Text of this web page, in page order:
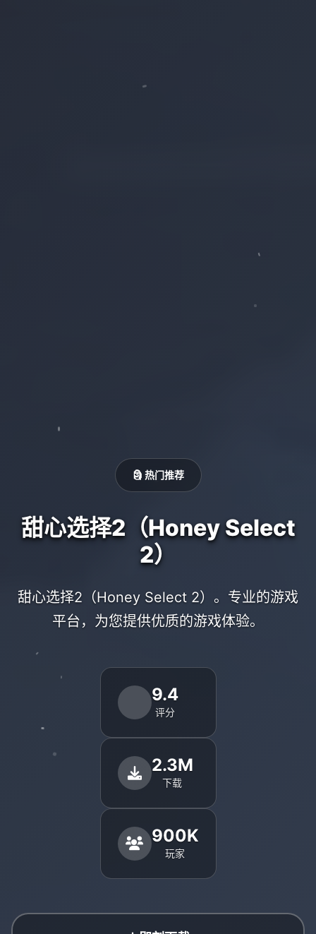
🗿 热门推荐
甜心选择2（Honey Select
2）
甜心选择2（Honey Select 2）。专业的游戏
平台，为您提供优质的游戏体验。
9.4
评分
2.3M
下载
900K
玩家